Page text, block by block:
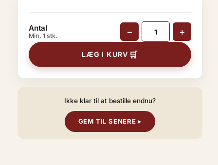
Antal
Min. 1 stk. − +
LÆG I KURV 🛒
Ikke klar til at bestille endnu?
GEM TIL SENERE ▸